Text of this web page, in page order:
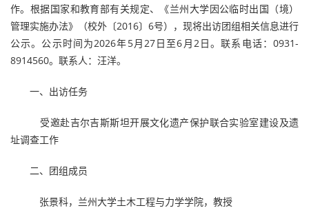
作。根据国家和教育部有关规定、《兰州大学因公临时出国（境）
管理实施办法》（校外〔2016〕6号），现将出访团组相关信息进行
公示。公示时间为2026年5月27日至6月2日。联系电话：0931-
8914560。联系人：汪洋。
一、出访任务
受邀赴吉尔吉斯斯坦开展文化遗产保护联合实验室建设及遗
址调查工作
二、团组成员
张景科，兰州大学土木工程与力学学院，教授